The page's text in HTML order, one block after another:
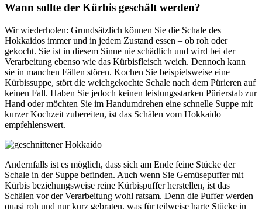
Wann sollte der Kürbis geschält werden?
Wir wiederholen: Grundsätzlich können Sie die Schale des
Hokkaidos immer und in jedem Zustand essen – ob roh oder
gekocht. Sie ist in diesem Sinne nie schädlich und wird bei der
Verarbeitung ebenso wie das Kürbisfleisch weich. Dennoch kann
sie in manchen Fällen stören. Kochen Sie beispielsweise eine
Kürbissuppe, stört die weichgekochte Schale nach dem Pürieren auf
keinen Fall. Haben Sie jedoch keinen leistungsstarken Pürierstab zur
Hand oder möchten Sie im Handumdrehen eine schnelle Suppe mit
kurzer Kochzeit zubereiten, ist das Schälen vom Hokkaido
empfehlenswert.
Andernfalls ist es möglich, dass sich am Ende feine Stücke der
Schale in der Suppe befinden. Auch wenn Sie Gemüsepuffer mit
Kürbis beziehungsweise reine Kürbispuffer herstellen, ist das
Schälen vor der Verarbeitung wohl ratsam. Denn die Puffer werden
quasi roh und nur kurz gebraten, was für teilweise harte Stücke in